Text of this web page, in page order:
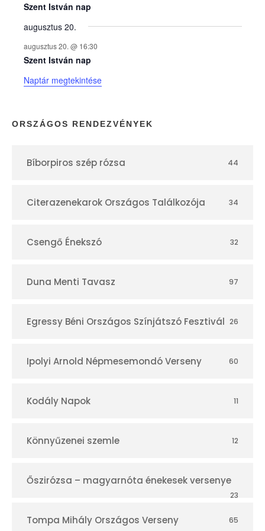
e
k
n
a
p
r
Szent István nap
augusztus 20.
augusztus 20. @ 16:30
Szent István nap
Naptár megtekintése
ORSZÁGOS RENDEZVÉNYEK
Bíborpiros szép rózsa 44
Citerazenekarok Országos Találkozója 34
Csengő Énekszó 32
Duna Menti Tavasz 97
Egressy Béni Országos Színjátszó Fesztivál 26
Ipolyi Arnold Népmesemondó Verseny 60
Kodály Napok 11
Könnyűzenei szemle 12
Őszirózsa – magyarnóta énekesek versenye
23
Tompa Mihály Országos Verseny 65